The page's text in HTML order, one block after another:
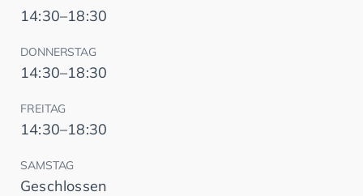
14:30–18:30
DONNERSTAG
14:30–18:30
FREITAG
14:30–18:30
SAMSTAG
Geschlossen